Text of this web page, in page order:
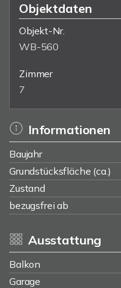
Objektdaten
Objekt-Nr.
WB-560
Zimmer
7
Informationen
Baujahr
Grundstücksfläche (ca.)
Zustand
bezugsfrei ab
Ausstattung
Balkon
Garage